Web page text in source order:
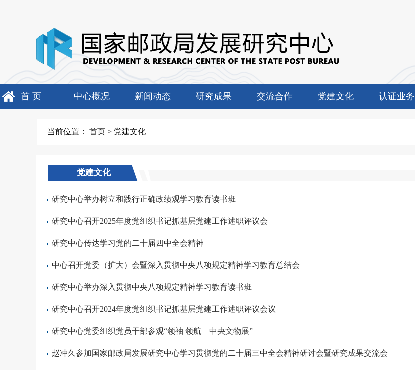
首 页 中心概况 新闻动态 研究成果 交流合作 党建文化 认证业务
当前位置： 首页> 党建文化
党建文化
研究中心举办树立和践行正确政绩观学习教育读书班
研究中心召开2025年度党组织书记抓基层党建工作述职评议会
研究中心传达学习党的二十届四中全会精神
中心召开党委（扩大）会暨深入贯彻中央八项规定精神学习教育总结会
研究中心举办深入贯彻中央八项规定精神学习教育读书班
研究中心召开2024年度党组织书记抓基层党建工作述职评议会议
研究中心党委组织党员干部参观“领袖 领航—中央文物展”
赵冲久参加国家邮政局发展研究中心学习贯彻党的二十届三中全会精神研讨会暨研究成果交流会